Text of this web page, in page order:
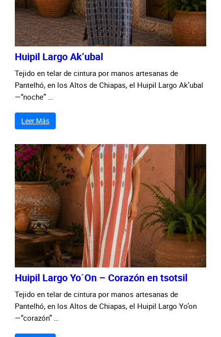
Huipil Largo Ak’ubal
Tejido en telar de cintura por manos artesanas de
Pantelhó, en los Altos de Chiapas, el Huipil Largo Ak’ubal
—“noche” …
Leer Más
Huipil Largo Yo´On – Corazón en tsotsil
Tejido en telar de cintura por manos artesanas de
Pantelhó, en los Altos de Chiapas, el Huipil Largo Yo’on
—“corazón” …